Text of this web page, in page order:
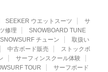
SEEKER ウエットスーツ
サ
修理
SNOWBOARD TUNE
SNOWSURF チューン
取扱い
中古ボード販売
ストックボ
サーフィンスクール体験
TOUR
サーフボード